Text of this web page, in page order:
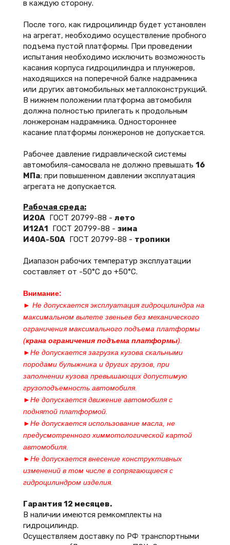
в каждую сторону.
После того, как гидроцилиндр будет установлен
на агрегат, необходимо осуществление пробного
подъема пустой платформы. При проведении
испытания необходимо исключить возможность
касания корпуса гидроцилиндра и плунжеров,
находящихся на поперечной балке надрамника
или других автомобильных металлоконструкций.
В нижнем положении платформа автомобиля
должна полностью прилегать к продольным
лонжеронам надрамника. Одностороннее
касание платформы лонжеронов не допускается.
Рабочее давление гидравлической системы
автомобиля-самосвала не должно превышать 16
МПа; при повышенном давлении эксплуатация
агрегата не допускается.
Рабочая среда:
И20А ГОСТ 20799-88 - лето
И12А1 ГОСТ 20799-88 - зима
И40А-50А ГОСТ 20799-88 - тропики
Диапазон рабочих температур эксплуатации
составляет от -50°С до +50°С.
Внимание:
► Не допускается эксплуатация гидроцилиндра на
максимальном вылете звеньев без механического
ограничения максимального подъема платформы
(крана ограничения подъема платформы).
►Не допускается загрузка кузова скальными
породами булыжника и других грузов, при
заполнении кузова превышающих допустимую
грузоподъемность автомобиля.
►Не допускается движение автомобиля с
поднятой платформой.
►Не допускается использование масла, не
предусмотренного химмотологической картой
автомобиля.
►Не допускается внесение конструктивных
изменений в том числе в сопрягающиеся с
гидроцилиндром изделия.
Гарантия 12 месяцев.
В наличии имеются ремкомплекты на
гидроцилиндр.
Осуществляем доставку по РФ транспортными